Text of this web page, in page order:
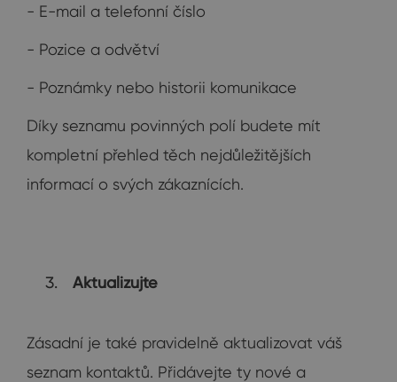
- E-mail a telefonní číslo
- Pozice a odvětví
- Poznámky nebo historii komunikace
Díky seznamu povinných polí budete mít
kompletní přehled těch nejdůležitějších
informací o svých zákaznících.
Aktualizujte
Zásadní je také pravidelně aktualizovat váš
seznam kontaktů. Přidávejte ty nové a